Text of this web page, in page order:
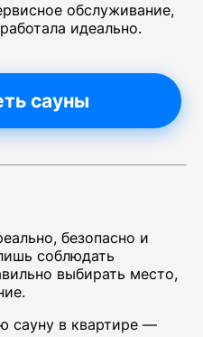
обслуживание,
идеально.
сауны
безопасно и
соблюдать
выбирать место,
сауну в квартире —